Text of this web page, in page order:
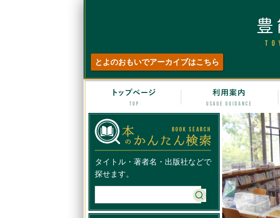
とよのおもいでアーカイブはこちら
トップページ
本の簡単検索
タイトル・著者名・出版社などで
探せます。